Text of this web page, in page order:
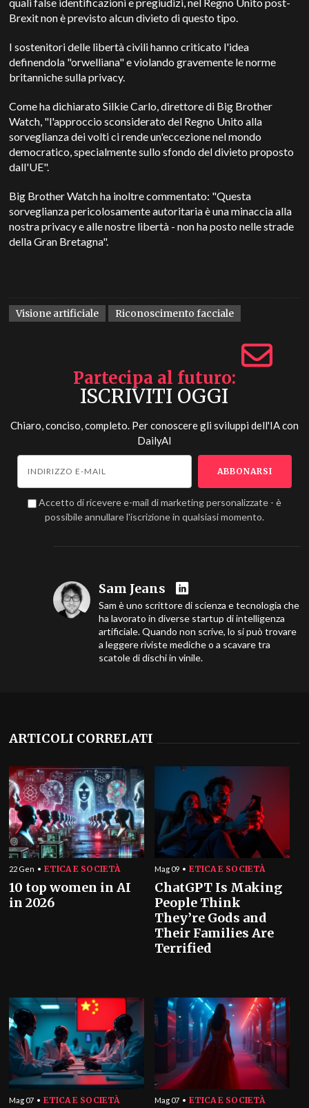
Brexit non è previsto alcun divieto di questo tipo.
I sostenitori delle libertà civili hanno criticato l'idea
definendola "orwelliana" e violando gravemente le norme
britanniche sulla privacy.
Come ha dichiarato Silkie Carlo, direttore di Big Brother
Watch, "l'approccio sconsiderato del Regno Unito alla
sorveglianza dei volti ci rende un'eccezione nel mondo
democratico, specialmente sullo sfondo del divieto proposto
dall'UE".
Big Brother Watch ha inoltre commentato: "Questa
sorveglianza pericolosamente autoritaria è una minaccia alla
nostra privacy e alle nostre libertà - non ha posto nelle strade
della Gran Bretagna".
Visione artificiale Riconoscimento facciale
Partecipa al futuro
ISCRIVITI OGGI
Chiaro, conciso, completo. Per conoscere gli sviluppi dell'IA con
DailyAI
Accetto di ricevere e-mail di marketing personalizzate - è
possibile annullare l'iscrizione in qualsiasi momento.
Sam Jeans
Sam è uno scrittore di scienza e tecnologia che
ha lavorato in diverse startup di intelligenza
artificiale. Quando non scrive, lo si può trovare
a leggere riviste mediche o a scavare tra
scatole di dischi in vinile.
ARTICOLI CORRELATI
22 Gen ETICA E SOCIETÀ
10 top women in AI
in 2026
Mag 09 ETICA E SOCIETÀ
ChatGPT Is Making
People Think
They’re Gods and
Their Families Are
Terrified
Mag 07 ETICA E SOCIETÀ Mag 07 ETICA E SOCIETÀ